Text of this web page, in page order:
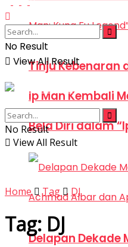
Tinju Kebenaran
Ip Man Kembali
Bela Diri dalam
Delapan Dekade
No Result
View All Result
No Result
View All Result
Home Tag DJ
Tag: DJ